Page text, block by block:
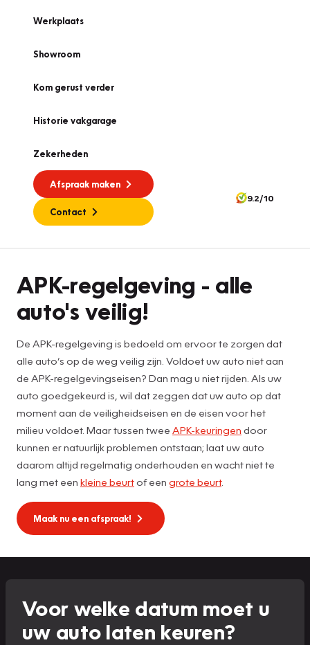
Werkplaats
Showroom
Kom gerust verder
Historie vakgarage
Zekerheden
Afspraak maken
Contact
9.2/10
APK-regelgeving - alle
auto's veilig!
De APK-regelgeving is bedoeld om ervoor te zorgen dat
alle auto’s op de weg veilig zijn. Voldoet uw auto niet aan
de APK-regelgevingseisen? Dan mag u niet rijden. Als uw
auto goedgekeurd is, wil dat zeggen dat uw auto op dat
moment aan de veiligheidseisen en de eisen voor het
milieu voldoet. Maar tussen twee APK-keuringen door
kunnen er natuurlijk problemen ontstaan; laat uw auto
daarom altijd regelmatig onderhouden en wacht niet te
lang met een kleine beurtof een grote beurt.
Maak nu een afspraak!
Voor welke datum moet u
uw auto laten keuren?